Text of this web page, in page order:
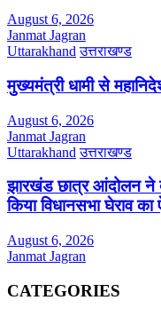
August 6, 2026
Janmat Jagran
Uttarakhand उत्तराखण्ड
मुख्यमंत्री धामी से
August 6, 2026
Janmat Jagran
Uttarakhand उत्तराखण्ड
झारखंड छात्र आंदोलन ने
किया विधानसभा घेराव का
August 6, 2026
Janmat Jagran
CATEGORIES